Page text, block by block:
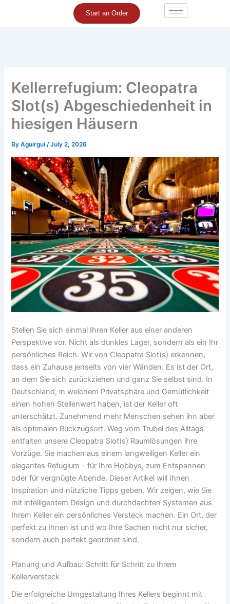
Start an Order
Kellerrefugium: Cleopatra
Slot(s) Abgeschiedenheit in
hiesigen Häusern
ByAguirgui/July 2, 2026
Stellen Sie sich einmal Ihren Keller aus einer anderen
Perspektive vor. Nicht als dunkles Lager, sondern als ein Ihr
persönliches Reich. Wir von Cleopatra Slot(s) erkennen,
dass ein Zuhause jenseits von vier Wänden. Es ist der Ort,
an dem Sie sich zurückziehen und ganz Sie selbst sind. In
Deutschland, in welchem Privatsphäre und Gemütlichkeit
einen hohen Stellenwert haben, ist der Keller oft
unterschätzt. Zunehmend mehr Menschen sehen ihn aber
als optimalen Rückzugsort. Weg vom Trubel des Alltags
entfalten unsere Cleopatra Slot(s) Raumlösungen ihre
Vorzüge. Sie machen aus einem langweiligen Keller ein
elegantes Refugium – für Ihre Hobbys, zum Entspannen
oder für vergnügte Abende. Dieser Artikel will Ihnen
Inspiration und nützliche Tipps geben. Wir zeigen, wie Sie
mit intelligentem Design und durchdachten Systemen aus
Ihrem Keller ein persönliches Versteck machen. Ein Ort, der
perfekt zu Ihnen ist und wo Ihre Sachen nicht nur sicher,
sondern auch perfekt geordnet sind.
Planung und Aufbau: Schritt für Schritt zu Ihrem
Kellerversteck
Die erfolgreiche Umgestaltung Ihres Kellers beginnt mit